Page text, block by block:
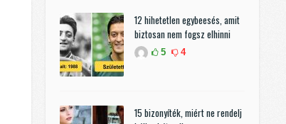
12 hihetetlen egybeesés, amit
biztosan nem fogsz elhinni
5 4
15 bizonyíték, miért ne rendelj